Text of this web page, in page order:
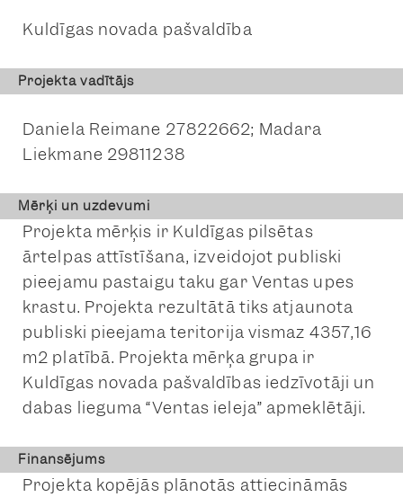
Kuldīgas novada pašvaldība
Projekta vadītājs
Daniela Reimane 27822662; Madara
Liekmane 29811238
Mērķi un uzdevumi
Projekta mērķis ir Kuldīgas pilsētas
ārtelpas attīstīšana, izveidojot publiski
pieejamu pastaigu taku gar Ventas upes
krastu. Projekta rezultātā tiks atjaunota
publiski pieejama teritorija vismaz 4357,16
m2 platībā. Projekta mērķa grupa ir
Kuldīgas novada pašvaldības iedzīvotāji un
dabas lieguma “Ventas ieleja” apmeklētāji.
Finansējums
Projekta kopējās plānotās attiecināmās